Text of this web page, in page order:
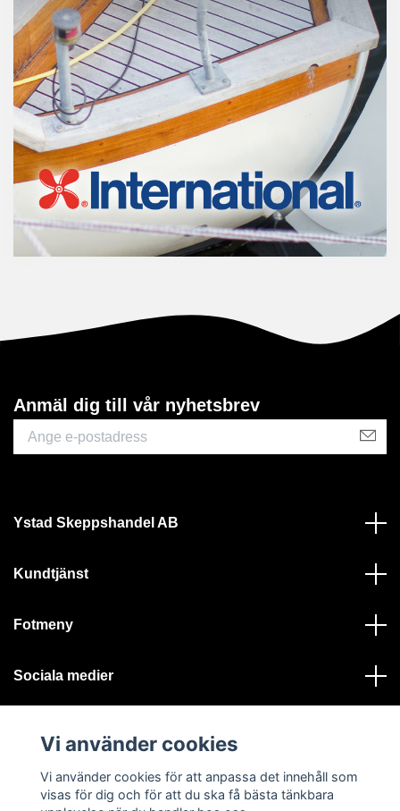
Anmäl dig till vår nyhetsbrev
Ystad Skeppshandel AB
Kundtjänst
Fotmeny
Sociala medier
© 2026 Ystad Skeppshandel - Alla rättigheter reserverade
Vi använder cookies
Vi använder cookies för att anpassa det innehåll som
visas för dig och för att du ska få bästa tänkbara